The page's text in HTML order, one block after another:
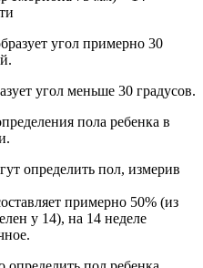
угол примерно 30
угол меньше 30 градусов.
пола ребенка в
определить пол, измерив
примерно 50% (из
у 14), на 14 неделе